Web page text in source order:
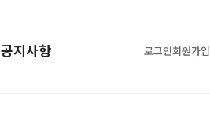
공지사항 로그인회원가입